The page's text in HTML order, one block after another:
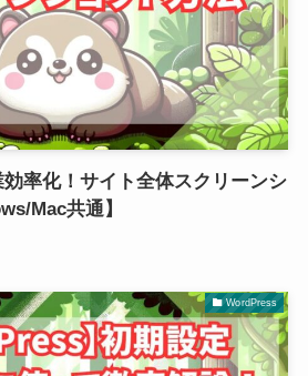
効率化！サイト全体スクリーンシ
Mac共通】
WordPress